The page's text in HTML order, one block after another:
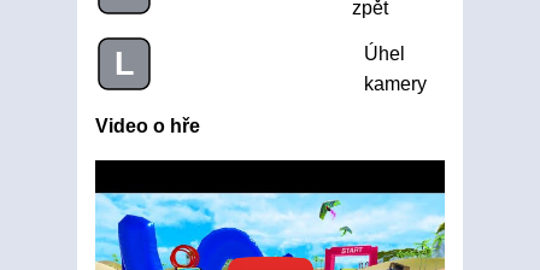
zpět
L
Úhel
kamery
Video o hře